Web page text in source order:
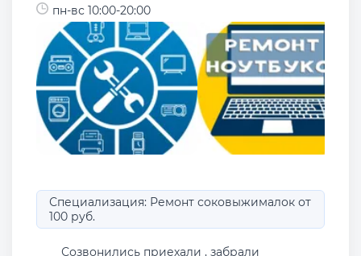
пн-вс 10:00-20:00
Специализация: Ремонт соковыжималок от
100 руб.
Созвонились приехали , забрали